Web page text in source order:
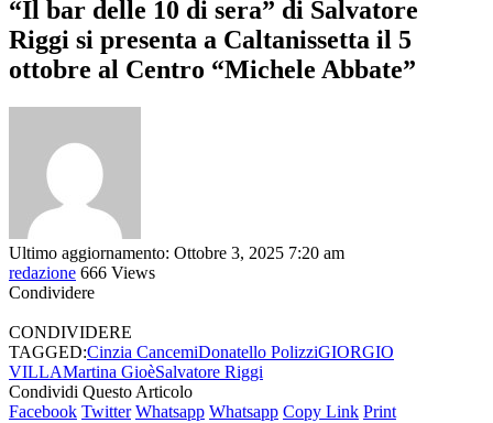
“Il bar delle 10 di sera” di Salvatore
Riggi si presenta a Caltanissetta il 5
ottobre al Centro “Michele Abbate”
Ultimo aggiornamento: Ottobre 3, 2025 7:20 am
redazione 666 Views
Condividere
CONDIVIDERE
TAGGED:Cinzia CancemiDonatello PolizziGIORGIO
VILLAMartina GioèSalvatore Riggi
Condividi Questo Articolo
Facebook Twitter Whatsapp Whatsapp Copy Link Print